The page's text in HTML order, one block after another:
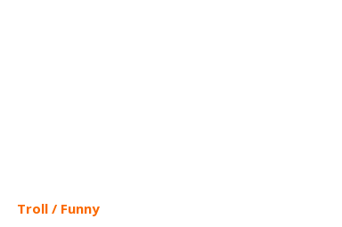
Troll / Funny